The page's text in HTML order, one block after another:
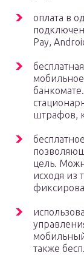
оплата в
Pay,
штрафов,
цель.
исходя из
также